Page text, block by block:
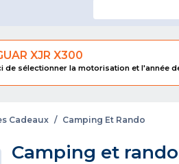
XJR X300
de sélectionner la motorisation et l'année
Cadeaux / Camping Et Rando
Camping et rando